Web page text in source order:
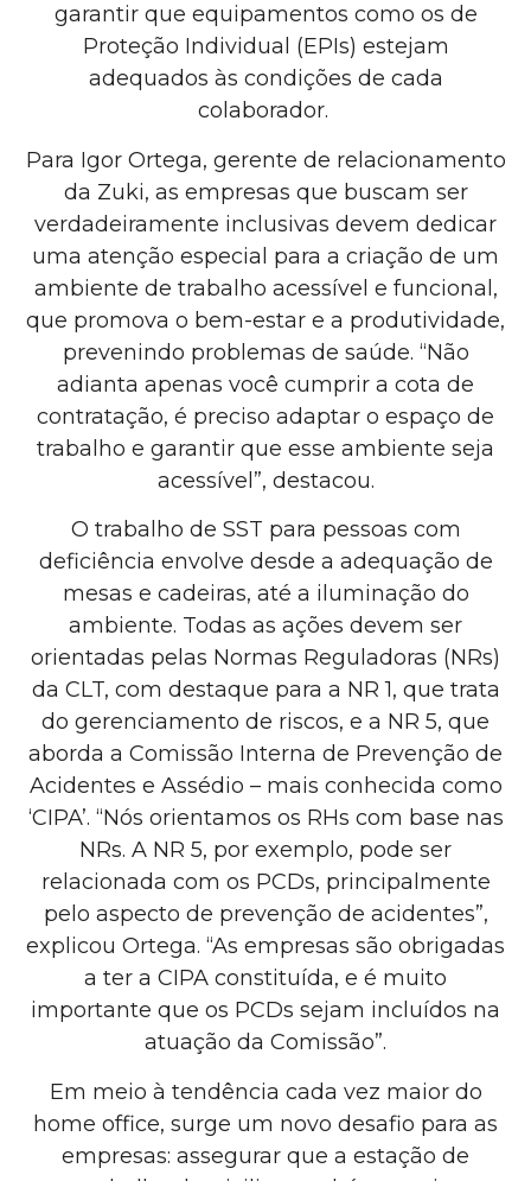
garantir que equipamentos como os de
Proteção Individual (EPIs) estejam
adequados às condições de cada
colaborador.
Para Igor Ortega, gerente de relacionamento
da Zuki, as empresas que buscam ser
verdadeiramente inclusivas devem dedicar
uma atenção especial para a criação de um
ambiente de trabalho acessível e funcional,
que promova o bem-estar e a produtividade,
prevenindo problemas de saúde. “Não
adianta apenas você cumprir a cota de
contratação, é preciso adaptar o espaço de
trabalho e garantir que esse ambiente seja
acessível”, destacou.
O trabalho de SST para pessoas com
deficiência envolve desde a adequação de
mesas e cadeiras, até a iluminação do
ambiente. Todas as ações devem ser
orientadas pelas Normas Reguladoras (NRs)
da CLT, com destaque para a NR 1, que trata
do gerenciamento de riscos, e a NR 5, que
aborda a Comissão Interna de Prevenção de
Acidentes e Assédio – mais conhecida como
‘CIPA’. “Nós orientamos os RHs com base nas
NRs. A NR 5, por exemplo, pode ser
relacionada com os PCDs, principalmente
pelo aspecto de prevenção de acidentes”,
explicou Ortega. “As empresas são obrigadas
a ter a CIPA constituída, e é muito
importante que os PCDs sejam incluídos na
atuação da Comissão”.
Em meio à tendência cada vez maior do
home office, surge um novo desafio para as
empresas: assegurar que a estação de